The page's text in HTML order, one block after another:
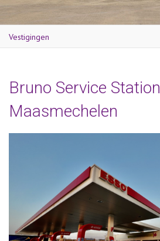
Vestigingen
Bruno Service Station
Maasmechelen